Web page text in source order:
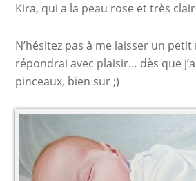
Kira, qui a la peau rose et très
N’hésitez pas à me laisser un petit
répondrai avec plaisir… dès que
pinceaux, bien sur ;)